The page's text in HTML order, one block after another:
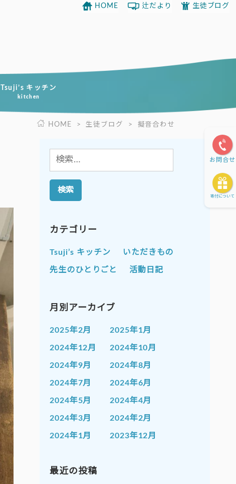
Tsuji’s キッチン
kitchen
HOME 辻だより 生徒ブログ
お問合せ
寄付について
HOME > 生徒ブログ > 擬音合わせ
検
索:
カテゴリー
Tsuji’s キッチン いただきもの
先生のひとりごと 活動日記
月別アーカイブ
2025年2月 2025年1月
2024年12月 2024年10月
2024年9月 2024年8月
2024年7月 2024年6月
2024年5月 2024年4月
2024年3月 2024年2月
2024年1月 2023年12月
2023年9月
最近の投稿